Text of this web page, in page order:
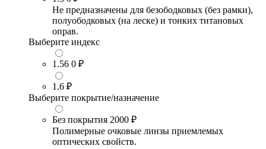
Не предназначены для безободковых (без рамки),
полуободковых (на леске) и тонких титановых
оправ.
Выберите индекс
1.56 0 ₽
1.6 ₽
Выберите покрытие/назначение
Без покрытия 2000 ₽
Полимерные очковые линзы приемлемых
оптических свойств.